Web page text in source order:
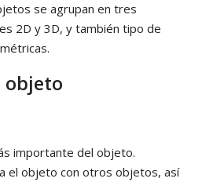
se agrupan en tres
2D y 3D, y también tipo de
objeto
importante del objeto.
el objeto con otros objetos, así